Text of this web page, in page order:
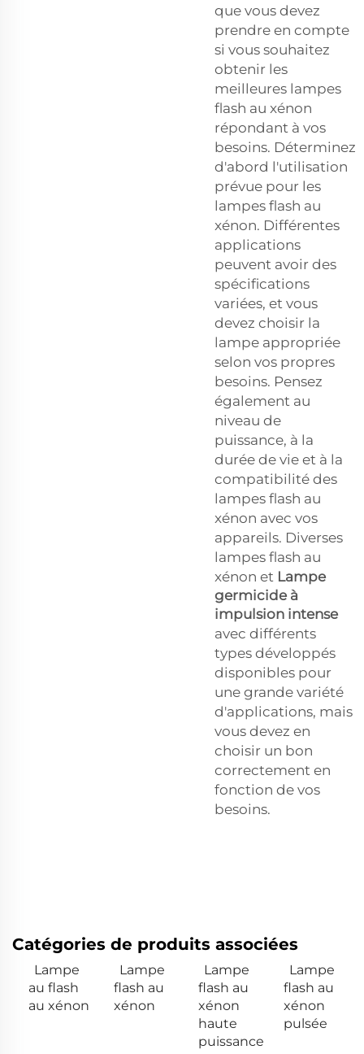
que vous devez
prendre en compte
si vous souhaitez
obtenir les
meilleures lampes
flash au xénon
répondant à vos
besoins. Déterminez
d'abord l'utilisation
prévue pour les
lampes flash au
xénon. Différentes
applications
peuvent avoir des
spécifications
variées, et vous
devez choisir la
lampe appropriée
selon vos propres
besoins. Pensez
également au
niveau de
puissance, à la
durée de vie et à la
compatibilité des
lampes flash au
xénon avec vos
appareils. Diverses
lampes flash au
xénon et Lampe
germicide à
impulsion intense
avec différents
types développés
disponibles pour
une grande variété
d'applications, mais
vous devez en
choisir un bon
correctement en
fonction de vos
besoins.
Catégories de produits associées
Lampe
au flash
au xénon
Lampe
flash au
xénon
Lampe
flash au
xénon
haute
puissance
Lampe
flash au
xénon
pulsée